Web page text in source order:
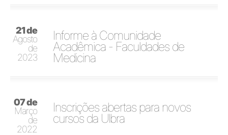
21 de
Agosto
de
2023
Informe à Comunidade
Acadêmica - Faculdades de
Medicina
07 de
Março
de
2022
Inscrições abertas para novos
cursos da Ulbra